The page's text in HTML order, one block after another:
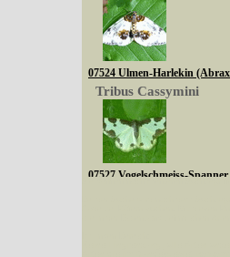
07524 Ulmen-Harlekin
Tribus Cassymini
07527 Vogelschmeiss-